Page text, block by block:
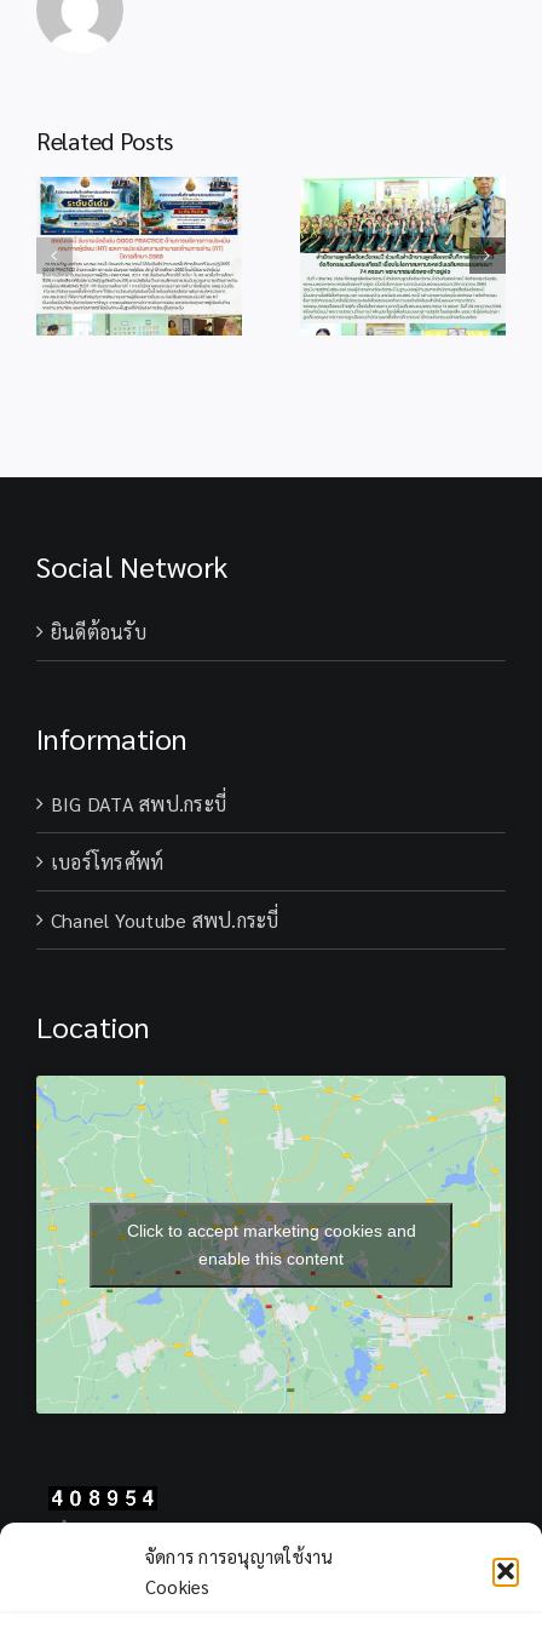
จัดการ การอนุญาตใช้งาน
Cookies
Related Posts
info 4-1 info 28-1
Social Network
ยินดีต้อนรับ
Information
BIG DATA สพป.กระบี่
เบอร์โทรศัพท์
Chanel Youtube สพป.กระบี่
Location
Click to accept marketing cookies and
enable this content
Views Today : 47
Views Yesterday : 403